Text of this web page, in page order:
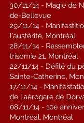
30/11/14 - Magie de
de-Bellevue
29/11/14 -
l'austérité, Montréal
28/11/14 -
trisomie 21, Montréal
22/11/14 - Défilé du
Sainte-Catherine,
17/11/14 -
de l'aérogare de
08/11/14 - 10e
Montréal, Montréal